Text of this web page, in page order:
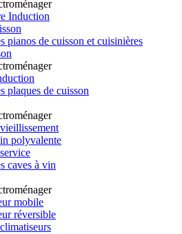
Induction
pianos de cuisson et cuisinières
plaques de cuisson
polyvalente
caves à vin
mobile
réversible